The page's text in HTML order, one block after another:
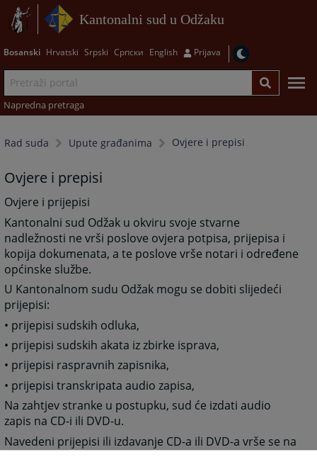
Kantonalni sud u Odžaku
Bosanski Hrvatski Srpski Српски English Prijava
Napredna pretraga
Rad suda Upute građanima Ovjere i prepisi
Ovjere i prepisi
Ovjere i prijepisi
Kantonalni sud Odžak u okviru svoje stvarne
nadležnosti ne vrši poslove ovjera potpisa, prijepisa i
kopija dokumenata, a te poslove vrše notari i određene
općinske službe.
U Kantonalnom sudu Odžak mogu se dobiti slijedeći
prijepisi:
• prijepisi sudskih odluka,
• prijepisi sudskih akata iz zbirke isprava,
• prijepisi raspravnih zapisnika,
• prijepisi transkripata audio zapisa,
Na zahtjev stranke u postupku, sud će izdati audio
zapis na CD-i ili DVD-u.
Navedeni prijepisi ili izdavanje CD-a ili DVD-a vrše se na